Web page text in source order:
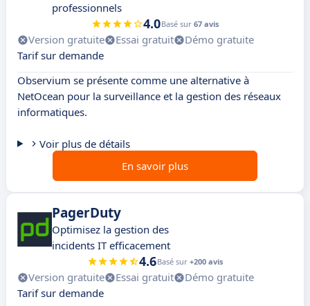
professionnels
4.0Basé sur 67 avis
Version gratuite Essai gratuit
Démo gratuite
Tarif sur demande
Observium se présente comme une alternative à
NetOcean pour la surveillance et la gestion des réseaux
informatiques.
Voir plus de détails
En savoir plus
PagerDuty
Optimisez la gestion des
incidents IT efficacement
4.6Basé sur +200 avis
Version gratuite Essai gratuit
Démo gratuite
Tarif sur demande